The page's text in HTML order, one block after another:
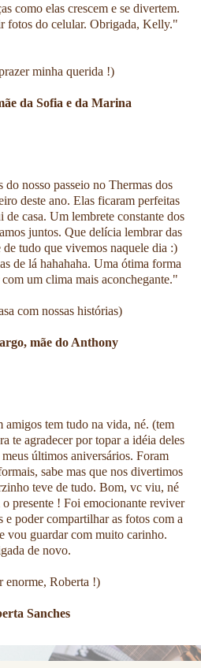
como elas crescem e se divertem.
fotos do celular. Obrigada, Kelly."
minha querida !)
da Sofia e da Marina
nosso passeio no Thermas dos
deste ano. Elas ficaram perfeitas
de casa. Um lembrete constante dos
juntos. Que delícia lembrar das
de tudo que vivemos naquele dia :)
de lá hahahaha. Uma ótima forma
um clima mais aconchegante."
com nossas histórias)
mãe do Anthony
tem tudo na vida, né. (tem
te agradecer por topar a idéia deles
últimos aniversários. Foram
sabe mas que nos divertimos
teve de tudo. Bom, vc viu, né
presente ! Foi emocionante reviver
e poder compartilhar as fotos com a
vou guardar com muito carinho.
de novo.
enorme, Roberta !)
Sanches